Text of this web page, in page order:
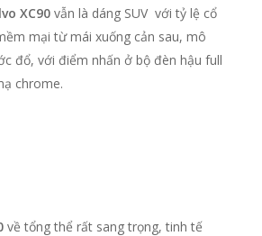
XC90vẫn là dáng SUV với tỷ lệ cổ
mại từ mái xuống cản sau, mô
đổ, với điểm nhấn ở bộ đèn hậu full
chrome.
về tổng thể rất sang trọng, tinh tế